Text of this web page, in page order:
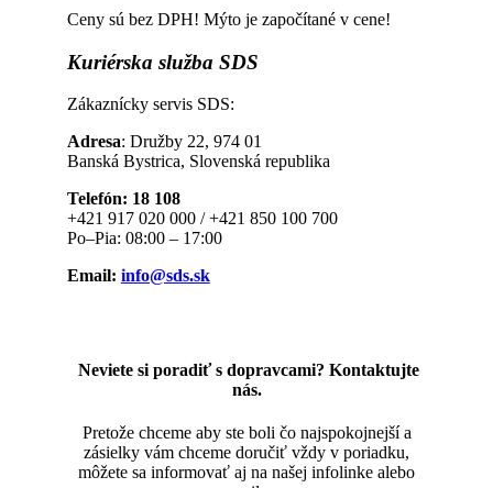
Ceny sú bez DPH! Mýto je započítané v cene!
Kuriérska služba SDS
Zákaznícky servis SDS:
Adresa: Družby 22, 974 01
Banská Bystrica, Slovenská republika
Telefón: 18 108
+421 917 020 000 / +421 850 100 700
Po–Pia: 08:00 – 17:00
Email: info@sds.sk
Neviete si poradiť s dopravcami? Kontaktujte
nás.
Pretože chceme aby ste boli čo najspokojnejší a
zásielky vám chceme doručiť vždy v poriadku,
môžete sa informovať aj na našej infolinke alebo